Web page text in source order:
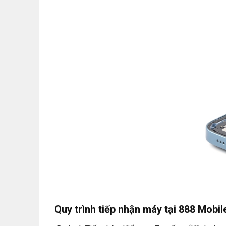
Quy trình tiếp nhận máy tại 888